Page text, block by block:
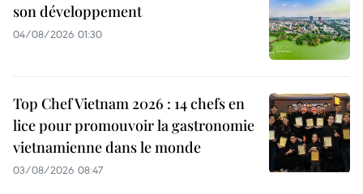
son développement
04/08/2026 01:30
Top Chef Vietnam 2026 : 14 chefs en
lice pour promouvoir la gastronomie
vietnamienne dans le monde
03/08/2026 08:47